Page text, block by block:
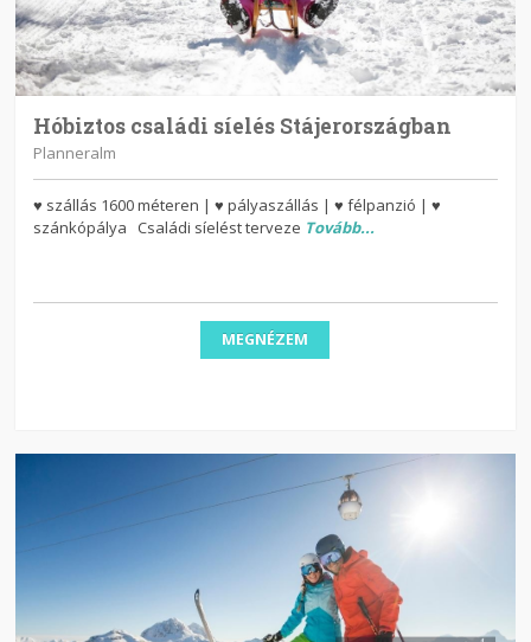
Hóbiztos családi síelés Stájerországban
Planneralm
♥ szállás 1600 méteren | ♥ pályaszállás | ♥ félpanzió | ♥
szánkópálya Családi síelést terveze Tovább...
MEGNÉZEM